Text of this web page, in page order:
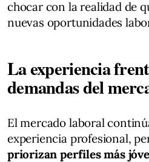
chocar con la realidad de
nuevas oportunidades
La experiencia
demandas del
El mercado laboral
experiencia profesional,
priorizan perfiles más